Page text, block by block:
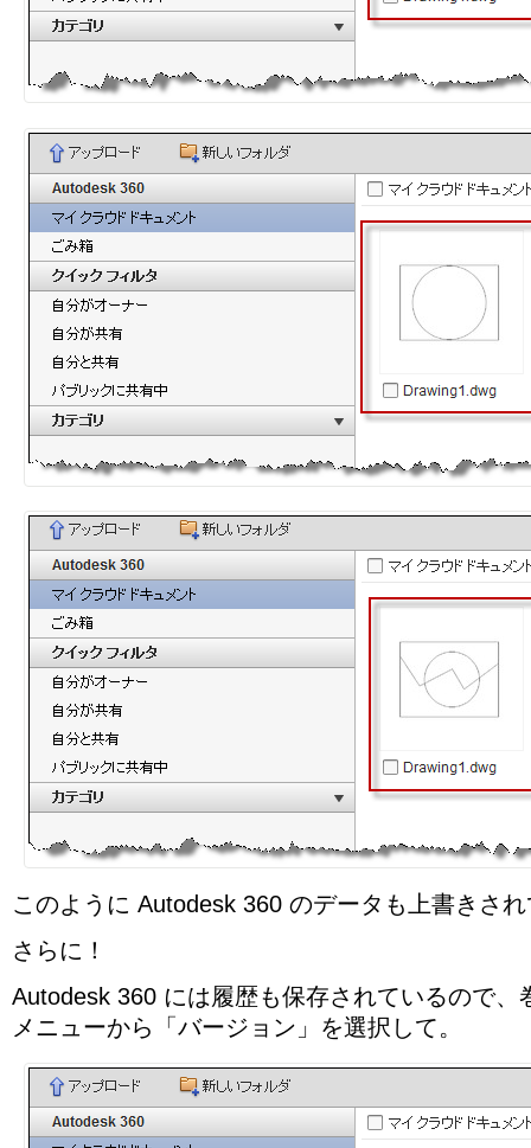
このように Autodesk 360 のデータも上書きさ
さらに！
Autodesk 360 には履歴も保存されているので、
メニューから「バージョン」を選択して。